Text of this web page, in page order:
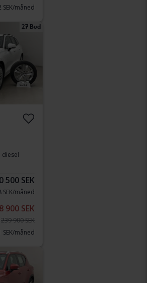
SEK/måned
27 Bud
diesel
500 SEK
SEK/måned
900 SEK
239 900 SEK
SEK/måned